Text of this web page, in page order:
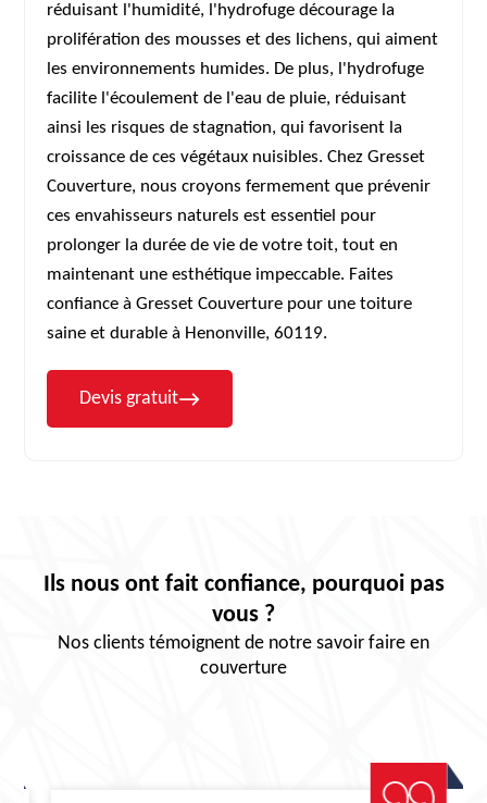
réduisant l'humidité, l'hydrofuge décourage la
prolifération des mousses et des lichens, qui aiment
les environnements humides. De plus, l'hydrofuge
facilite l'écoulement de l'eau de pluie, réduisant
ainsi les risques de stagnation, qui favorisent la
croissance de ces végétaux nuisibles. Chez Gresset
Couverture, nous croyons fermement que prévenir
ces envahisseurs naturels est essentiel pour
prolonger la durée de vie de votre toit, tout en
maintenant une esthétique impeccable. Faites
confiance à Gresset Couverture pour une toiture
saine et durable à Henonville, 60119.
Devis gratuit
Ils nous ont fait confiance, pourquoi pas
vous ?
Nos clients témoignent de notre savoir faire en
couverture